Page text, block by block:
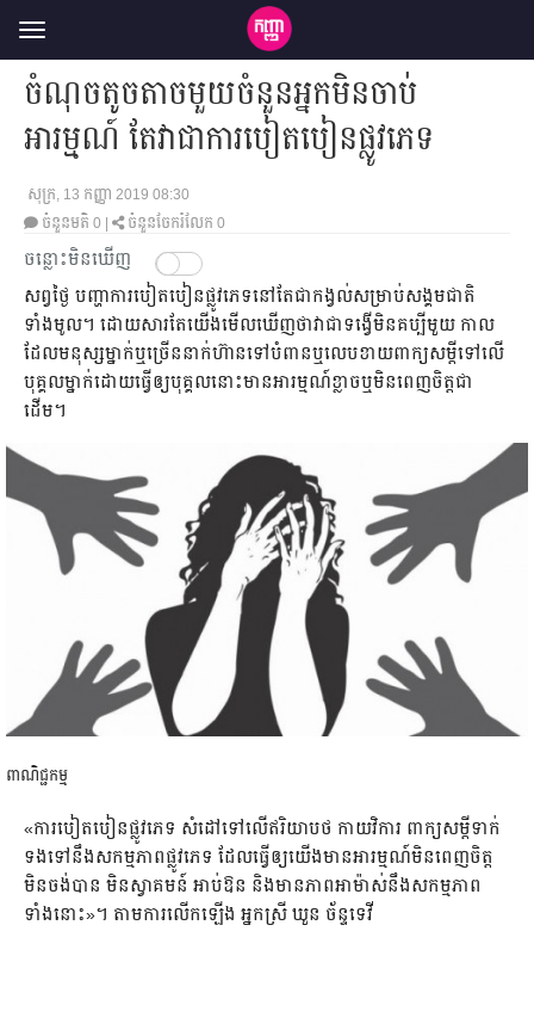
Toggle
navigation
ចំណុច​តូច​តាច​មួយ​ចំនួន​អ្នក​មិន​ចាប់​
អារម្មណ៍ តែ​វា​ជា​ការ​បៀត​បៀ​ន​ផ្លូវ​ភេទ
សុក្រ, 13 កញ្ញា 2019 08:30
ចំនួនមតិ 0 ចំនួនចែករំលែក 0
ចន្លោះមិនឃើញ
សព្វថ្ងៃ បញ្ហា​ការ​បៀត​បៀន​ផ្លូវ​ភេទ​នៅ​តែ​ជា​កង្វល់​សម្រាប់​សង្គម​ជាតិ​
ទាំងមូល។ ដោយ​សារ​តែ​យើង​មើល​ឃើញ​ថា​វា​ជា​ទង្វើ​មិន​គប្បី​មួយ កាល​
ដែល​មនុស្ស​ម្នាក់​ឬ​ច្រើន​នាក់​ហ៊ាន​ទៅ​បំពាន​ឬ​លេប​​ខា​យ​ពាក្យសម្ដី​ទៅ​លើ​
បុគ្គល​ម្នាក់​ដោយ​ធ្វើ​ឲ្យ​បុគ្គល​នោះ​មាន​អារម្មណ៍​ខ្លាច​ឬ​មិន​ពេញ​ចិត្ត​ជា​​
ដើម។
ពាណិជ្ជកម្ម
«​ការ​បៀត​បៀន​ផ្លូវ​ភេទ សំ​ដៅ​ទៅ​លើ​ឥរិយាបថ កាយ​វិការ ពាក្យ​សម្ដី​ទាក់​
ទង​ទៅ​នឹង​សកម្មភាព​ផ្លូវ​ភេទ​ ដែល​ធ្វើ​ឲ្យ​យើង​មាន​អារម្មណ៍​មិន​ពេញ​ចិត្ត
មិន​ចង់​បាន មិន​ស្វាគមន៍ អាប់​ឱន និង​មាន​ភាព​អា​ម៉ាស់​នឹង​សកម្មភាព​
ទាំងនោះ»​។ តាម​ការ​លើក​ឡើង អ្នកស្រី ​ឃួ​ន ច័ន្ទ​ទេវី